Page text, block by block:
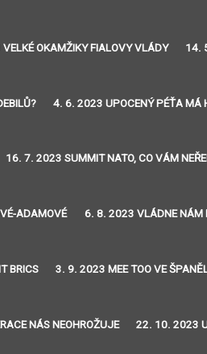
OKAMŽIKY FIALOVY VLÁDY 14.
4. 6. 2023 UPOCENÝ PÉŤA MÁ
16. 7. 2023 SUMMIT NATO, CO VÁM
ADAMOVÉ 6. 8. 2023 VLÁDNE NÁM
BRICS 3. 9. 2023 MEE TOO VE
NÁS NEOHROŽUJE 22. 10. 2023